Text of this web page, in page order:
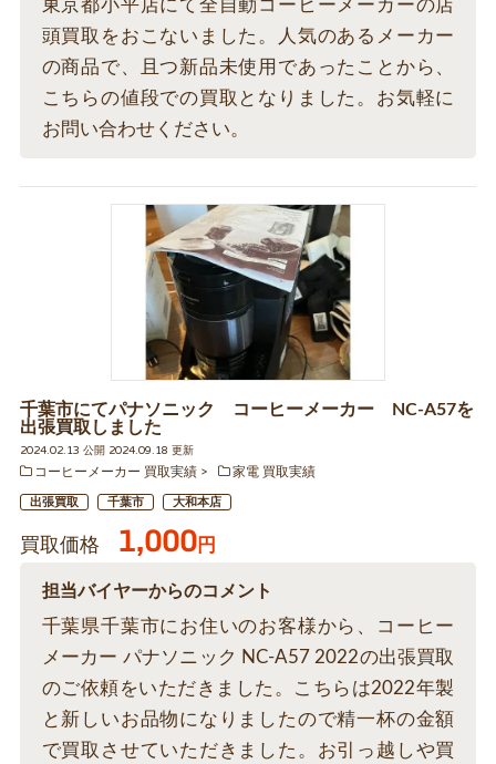
東京都小平店にて全自動コーヒーメーカーの店
頭買取をおこないました。人気のあるメーカー
の商品で、且つ新品未使用であったことから、
こちらの値段での買取となりました。お気軽に
お問い合わせください。
千葉市にてパナソニック コーヒーメーカー NC-A57を
出張買取しました
2024.02.13 公開 2024.09.18 更新
コーヒーメーカー 買取実績
家電 買取実績
出張買取 千葉市 大和本店
買取価格 1,000円
担当バイヤーからのコメント
千葉県千葉市にお住いのお客様から、コーヒー
メーカー パナソニック NC-A57 2022の出張買取
のご依頼をいただきました。こちらは2022年製
と新しいお品物になりましたので精一杯の金額
で買取させていただきました。お引っ越しや買